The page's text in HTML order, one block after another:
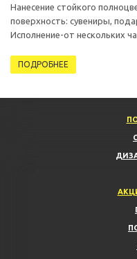
Нанесение стойкого
поверхность: сувениры,
Исполнение-от нескольких
ПОДРОБНЕЕ